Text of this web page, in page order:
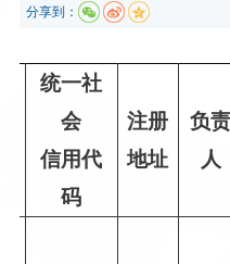
分享到：
统一社
会
信用代
码
注册
地址
负责
人